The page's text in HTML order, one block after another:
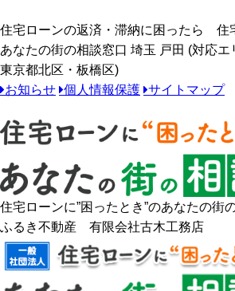
住宅ローンの返済・滞納に困ったら 住
あなたの街の相談窓口 埼玉 戸田 (対応エ
東京都北区・板橋区)
お知らせ 個人情報保護 サイトマップ
住宅ローンに”困ったとき”のあなたの
ふるき不動産 有限会社古木工務店